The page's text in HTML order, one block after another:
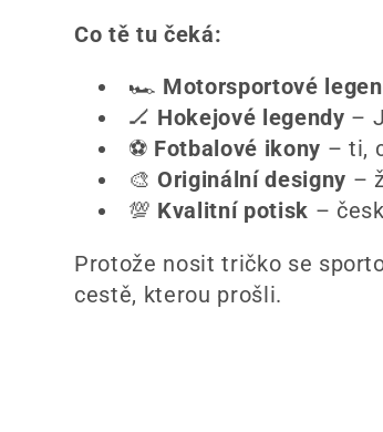
k
c
e
Co tě tu čeká:
🏎️ Motorsportové
🏒 Hokejové legendy –
⚽ Fotbalové ikony – ti,
🎨Originální designy –
💯 Kvalitní potisk –
Protože nosit tričko se
cestě, kterou prošli.